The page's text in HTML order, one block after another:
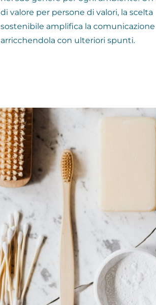
di valore per persone di valori, la scelta
sostenibile amplifica la comunicazione
arricchendola con ulteriori spunti.